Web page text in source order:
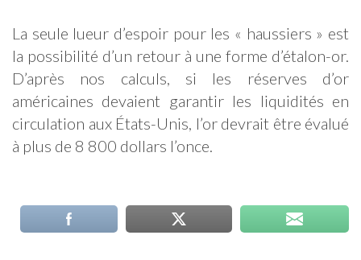
La seule lueur d’espoir pour les « haussiers » est
la possibilité d’un retour à une forme d’étalon-or.
D’après nos calculs, si les réserves d’or
américaines devaient garantir les liquidités en
circulation aux États-Unis, l’or devrait être évalué
à plus de 8 800 dollars l’once.